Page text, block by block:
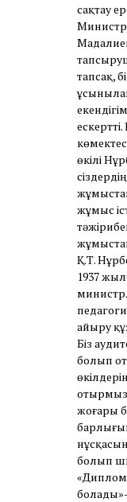
сақтау
тапсақ,
өкілі
жұмыс
Қ.Т.
1937
айыру
Біз
болып
жоғары
болып
«Диплом